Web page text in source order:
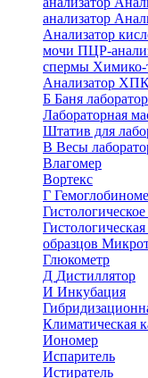
анализатор
Анализатор
мочи ПЦР-
спермы Химико-
Анализатор
Б Баня
Лабораторная
Штатив для
В Весы
Влагомер
Вортекс
Г
образцов
Глюкометр
Д Дистиллятор
И Инкубация
Климатическая
Иономер
Испаритель
Истиратель